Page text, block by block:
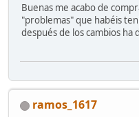
Buenas me acabo de
"problemas" que habéis
después de los cambios ha
ramos_1617